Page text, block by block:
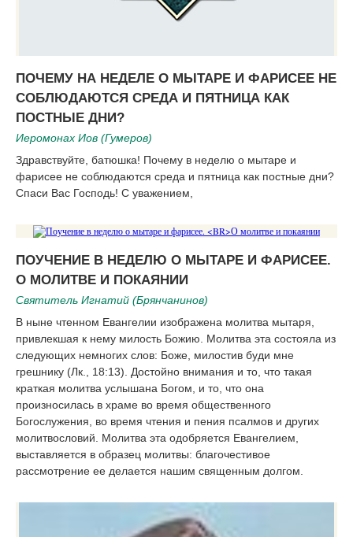
ПОЧЕМУ НА НЕДЕЛЕ О МЫТАРЕ И ФАРИСЕЕ НЕ
СОБЛЮДАЮТСЯ СРЕДА И ПЯТНИЦА КАК
ПОСТНЫЕ ДНИ?
Иеромонах Иов (Гумеров)
Здравствуйте, батюшка! Почему в неделю о мытаре и
фарисее не соблюдаются среда и пятница как постные дни?
Спаси Вас Господь! С уважением,
ПОУЧЕНИЕ В НЕДЕЛЮ О МЫТАРЕ И ФАРИСЕЕ.
О МОЛИТВЕ И ПОКАЯНИИ
Святитель Игнатий (Брянчанинов)
В ныне чтенном Евангелии изображена молитва мытаря,
привлекшая к нему милость Божию. Молитва эта состояла из
следующих немногих слов: Боже, милостив буди мне
грешнику (Лк., 18:13). Достойно внимания и то, что такая
краткая молитва услышана Богом, и то, что она
произносилась в храме во время общественного
Богослужения, во время чтения и пения псалмов и других
молитвословий. Молитва эта одобряется Евангелием,
выставляется в образец молитвы: благочестивое
рассмотрение ее делается нашим священным долгом.